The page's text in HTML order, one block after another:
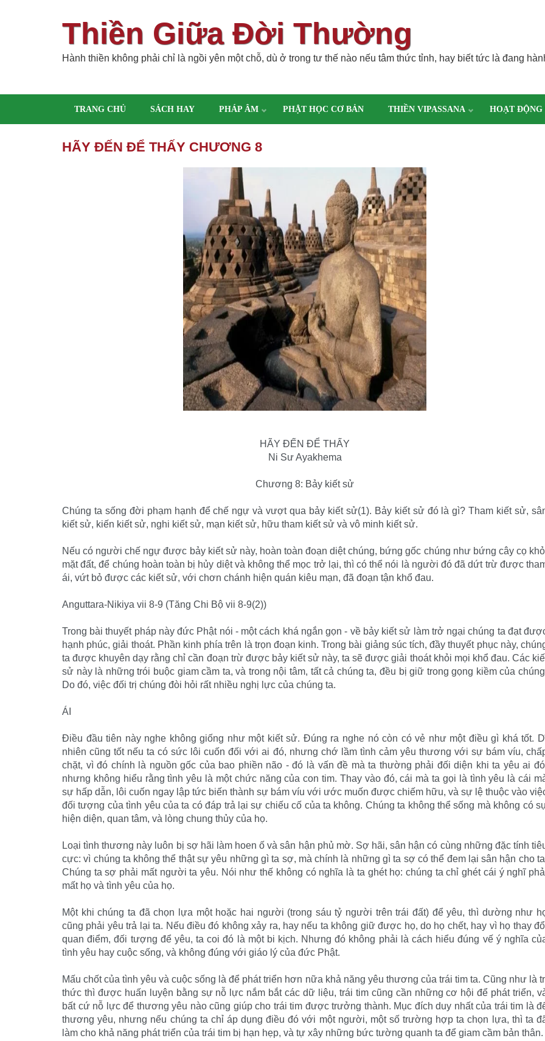
Thiền Giữa Đời Thường
Hành thiền không phải chỉ là ngồi yên một chỗ, dù ở trong tư thế nào nếu tâm thức tỉnh, hay biết tức là đang
TRANG CHỦ SÁCH HAY PHÁP ÂM PHẬT HỌC CƠ BẢN THIỀN VIPASSANA HOẠT ĐỘNG
HÃY ĐẾN ĐỂ THẤY CHƯƠNG 8
HÃY ĐẾN ĐỂ THẤY
Ni Sư Ayakhema
Chương 8: Bảy kiết sử
Chúng ta sống đời phạm hạnh để chế ngự và vượt qua bảy kiết sử(1). Bảy kiết sử đó là gì? Tham kiết sử,
kiết sử, kiến kiết sử, nghi kiết sử, mạn kiết sử, hữu tham kiết sử và vô minh kiết sử.
Nếu có người chế ngự được bảy kiết sử này, hoàn toàn đoạn diệt chúng, bứng gốc chúng như bứng cây cọ
mặt đất, để chúng hoàn toàn bị hủy diệt và không thể mọc trở lại, thì có thể nói là người đó đã dứt trừ được
ái, vứt bỏ được các kiết sử, với chơn chánh hiện quán kiêu mạn, đã đoạn tận khổ đau.
Anguttara-Nikiya vii 8-9 (Tăng Chi Bộ vii 8-9(2))
Trong bài thuyết pháp này đức Phật nói - một cách khá ngắn gọn - về bảy kiết sử làm trở ngại chúng ta đạt
hạnh phúc, giải thoát. Phần kinh phía trên là trọn đoạn kinh. Trong bài giảng súc tích, đầy thuyết phục này,
ta được khuyên dạy rằng chỉ cần đoạn trừ được bảy kiết sử này, ta sẽ được giải thoát khỏi mọi khổ đau. Các
sử này là những trói buộc giam cầm ta, và trong nội tâm, tất cả chúng ta, đều bị giữ trong gọng kiềm của
Do đó, việc đối trị chúng đòi hỏi rất nhiều nghị lực của chúng ta.
ÁI
Điều đầu tiên này nghe không giống như một kiết sử. Đúng ra nghe nó còn có vẻ như một điều gì khá tốt.
nhiên cũng tốt nếu ta có sức lôi cuốn đối với ai đó, nhưng chớ lầm tình cảm yêu thương với sự bám víu,
chặt, vì đó chính là nguồn gốc của bao phiền não - đó là vấn đề mà ta thường phải đối diện khi ta yêu ai
nhưng không hiểu rằng tình yêu là một chức năng của con tim. Thay vào đó, cái mà ta gọi là tình yêu là cái
sự hấp dẫn, lôi cuốn ngay lập tức biến thành sự bám víu với ước muốn được chiếm hữu, và sự lệ thuộc vào
đối tượng của tình yêu của ta có đáp trả lại sự chiếu cố của ta không. Chúng ta không thể sống mà không có
hiện diện, quan tâm, và lòng chung thủy của họ.
Loại tình thương này luôn bị sợ hãi làm hoen ố và sân hận phủ mờ. Sợ hãi, sân hận có cùng những đặc tính
cực: vì chúng ta không thể thật sự yêu những gì ta sợ, mà chính là những gì ta sợ có thể đem lại sân hận cho
Chúng ta sợ phải mất người ta yêu. Nói như thế không có nghĩa là ta ghét họ: chúng ta chỉ ghét cái ý nghĩ
mất họ và tình yêu của họ.
Một khi chúng ta đã chọn lựa một hoặc hai người (trong sáu tỷ người trên trái đất) để yêu, thì dường như
cũng phải yêu trả lại ta. Nếu điều đó không xảy ra, hay nếu ta không giữ được họ, do họ chết, hay vì họ thay
quan điểm, đối tượng để yêu, ta coi đó là một bi kịch. Nhưng đó không phải là cách hiểu đúng vế ý nghĩa
tình yêu hay cuộc sống, và không đúng với giáo lý của đức Phật.
Mấu chốt của tình yêu và cuộc sống là để phát triển hơn nữa khả năng yêu thương của trái tim ta. Cũng như là
thức thì được huấn luyện bằng sự nỗ lực nắm bắt các dữ liệu, trái tim cũng cần những cơ hội để phát triển,
bất cứ nỗ lực để thương yêu nào cũng giúp cho trái tim được trưởng thành. Mục đích duy nhất của trái tim là
thương yêu, nhưng nếu chúng ta chỉ áp dụng điều đó với một người, một số trường hợp ta chọn lựa, thì ta
làm cho khả năng phát triển của trái tim bị hạn hẹp, và tự xây những bức tường quanh ta để giam cầm bản thân.